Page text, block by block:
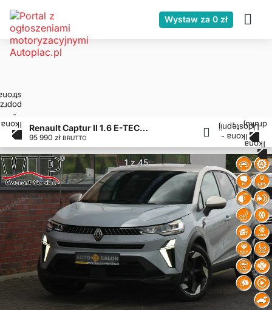
Wystaw za 0 zł
Renault Captur II 1.6 E-TECH145KM*FullLed*Radar*Kamera*Pdc*Temp*Alu*Wirtual*GrzKier+Fot !!!
95 990 zł BRUTTO
1 z 45